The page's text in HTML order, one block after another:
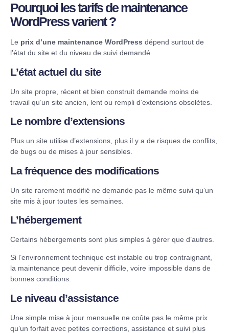
Pourquoi les tarifs de maintenance
WordPress varient ?
Le prix d’une maintenance WordPress dépend surtout de
l’état du site et du niveau de suivi demandé.
L’état actuel du site
Un site propre, récent et bien construit demande moins de
travail qu’un site ancien, lent ou rempli d’extensions obsolètes.
Le nombre d’extensions
Plus un site utilise d’extensions, plus il y a de risques de conflits,
de bugs ou de mises à jour sensibles.
La fréquence des modifications
Un site rarement modifié ne demande pas le même suivi qu’un
site mis à jour toutes les semaines.
L’hébergement
Certains hébergements sont plus simples à gérer que d’autres.
Si l’environnement technique est instable ou trop contraignant,
la maintenance peut devenir difficile, voire impossible dans de
bonnes conditions.
Le niveau d’assistance
Une simple mise à jour mensuelle ne coûte pas le même prix
qu’un forfait avec petites corrections, assistance et suivi plus